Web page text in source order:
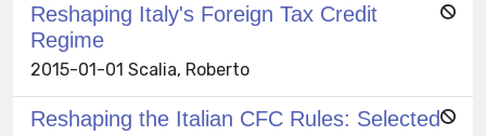
Reshaping Italy's Foreign Tax Credit
Regime
2015-01-01 Scalia, Roberto
Reshaping the Italian CFC Rules: Selected